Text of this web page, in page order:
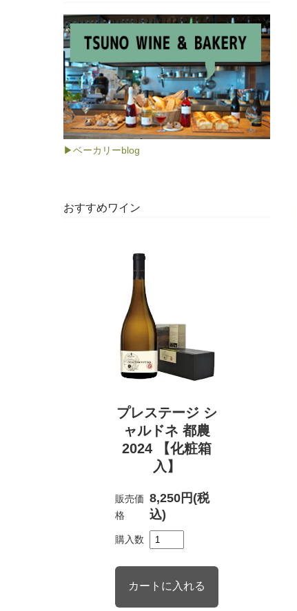
▶ベーカリーblog
おすすめワイン
プレステージ シ
ャルドネ 都農
2024 【化粧箱
入】
販売価
格
8,250円(税
込)
購入数